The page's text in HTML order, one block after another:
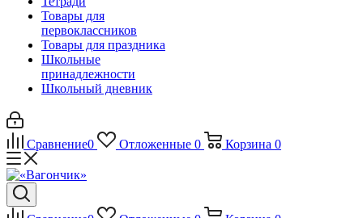
Товары для
первоклассников
Товары для праздника
Школьные
принадлежности
Школьный дневник
Сравнение0 Отложенные 0 Корзина 0